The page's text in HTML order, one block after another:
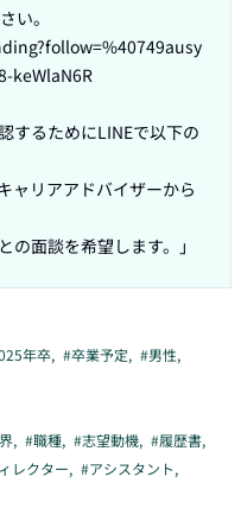
い。
keWlaN6R
するためにLINEで以下の
ャリアアドバイザーから
面談を希望します。」
年卒, #卒業予定, #男性,
, #職種, #志望動機, #履歴書,
レクター, #アシスタント,